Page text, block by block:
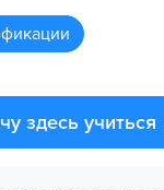
здесь учиться